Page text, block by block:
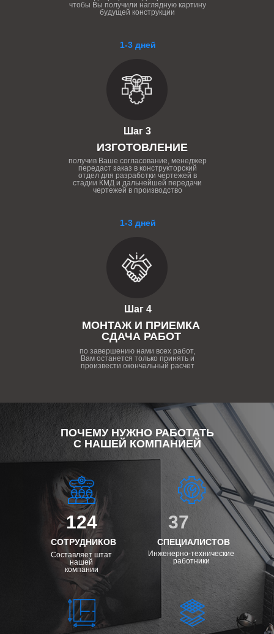
1-3 дней
Шаг 4
МОНТАЖ И ПРИЕМКА
СДАЧА РАБОТ
по завершению нами всех работ,
Вам останется только принять и
произвести окончальный расчет
1-3 дней
Шаг 3
ИЗГОТОВЛЕНИЕ
получив Ваше согласование, менеджер
передаст заказ в конструкторский
отдел для разработки чертежей в
стадии КМД и дальнейшей передачи
чертежей в производство
чтобы Вы получили наглядную картину
будущей конструкции
ПОЧЕМУ НУЖНО РАБОТАТЬ
С НАШЕЙ КОМПАНИЕЙ
124
СОТРУДНИКОВ
Составляет штат
нашей
компании
37
СПЕЦИАЛИСТОВ
Инженерно-технические
работники